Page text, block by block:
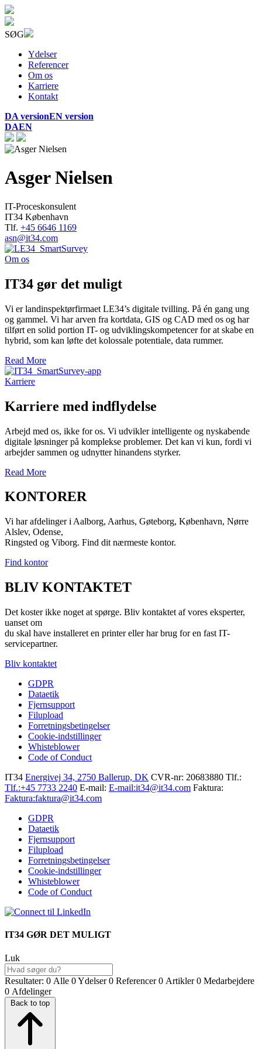
SØG
Ydelser
Referencer
Om os
Karriere
Kontakt
DA versionEN version
DAEN
Asger Nielsen
IT-Proceskonsulent
IT34 København
Tlf. +45 6646 1169
asn@it34.com
Om os
IT34 gør det muligt
Vi er landinspektørfirmaet LE34’s digitale tvilling. På én gang ung
og gammel. Vi har arven fra kortdata, GIS og CAD med os og har
tilført en solid portion IT- og udviklingskompetencer for at skabe en
hybrid, som kan løfte det kolossale potentiale, data rummer.
Read More
Karriere
Karriere med indflydelse
Arbejd med os, ikke for os. Vi udvikler intelligente og nyskabende
digitale løsninger på komplekse problemer. Det kan vi kun, fordi vi
arbejder sammen og udnytter hinandens styrker.
Read More
KONTORER
Vi har afdelinger i Aalborg, Aarhus, Gøteborg, København, Nørre
Alslev, Odense,
Ringsted og Viborg. Find dit nærmeste kontor.
Find kontor
BLIV KONTAKTET
Det koster ikke noget at spørge. Bliv kontaktet af vores eksperter,
uanset om
du skal have installeret en printer eller har brug for en fast IT-
servicepartner.
Bliv kontaktet
GDPR
Dataetik
Fjernsupport
Filupload
Forretningsbetingelser
Cookie-indstillinger
Whisteblower
Code of Conduct
IT34 Energivej 34, 2750 Ballerup, DK CVR-nr: 20683880 Tlf.:
Tlf.:+45 7733 2240 E-mail: E-mail:it34@it34.com Faktura:
Faktura:faktura@it34.com
GDPR
Dataetik
Fjernsupport
Filupload
Forretningsbetingelser
Cookie-indstillinger
Whisteblower
Code of Conduct
IT34 GØR DET MULIGT
Luk
Resultater: 0 Alle 0Ydelser 0 Referencer 0 Artikler 0 Medarbejdere
0 Afdelinger
Back to top